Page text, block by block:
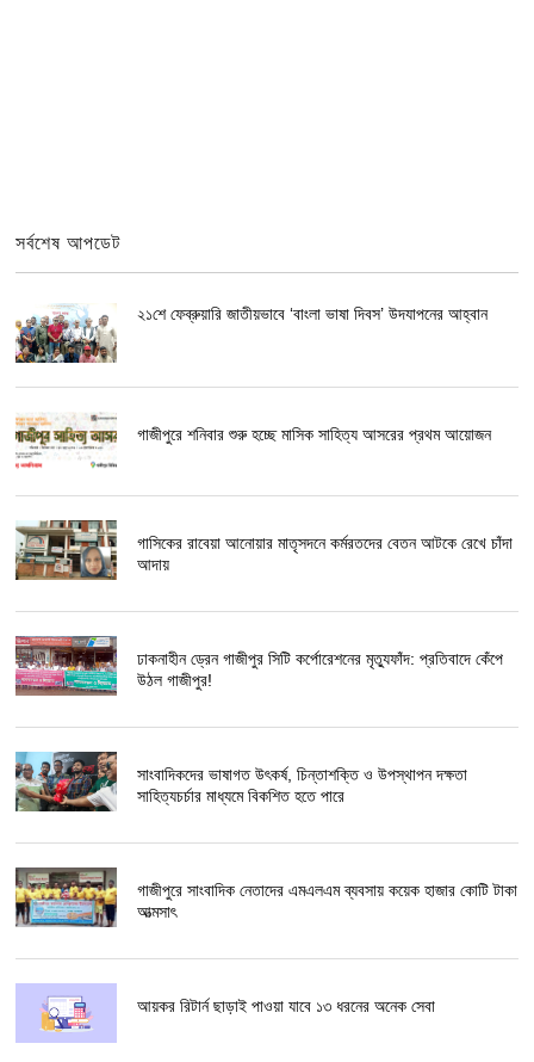
সর্বশেষ আপডেট
২১শে ফেব্রুয়ারি জাতীয়ভাবে ‘বাংলা ভাষা দিবস’ উদযাপনের আহ্বান
গাজীপুরে শনিবার শুরু হচ্ছে মাসিক সাহিত্য আসরের প্রথম আয়োজন
গাসিকের রাবেয়া আনোয়ার মাতৃসদনে কর্মরতদের বেতন আটকে রেখে চাঁদা
আদায়
ঢাকনাহীন ড্রেন গাজীপুর সিটি কর্পোরেশনের মৃত্যুফাঁদ: প্রতিবাদে কেঁপে
উঠল গাজীপুর!
সাংবাদিকদের ভাষাগত উৎকর্ষ, চিন্তাশক্তি ও উপস্থাপন দক্ষতা
সাহিত্যচর্চার মাধ্যমে বিকশিত হতে পারে
গাজীপুরে সাংবাদিক নেতাদের এমএলএম ব্যবসায় কয়েক হাজার কোটি টাকা
আত্মসাৎ
আয়কর রিটার্ন ছাড়াই পাওয়া যাবে ১৩ ধরনের অনেক সেবা